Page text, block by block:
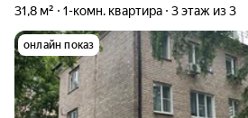
31,8 м² 1-комн. квартира 3 этаж из 3
онлайн показ